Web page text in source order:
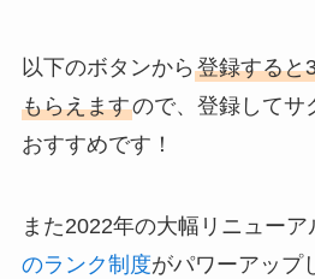
以下のボタンから 登録すると
もらえますので、登録してサ
おすすめです！
また2022年の大幅リニューア
のランク制度がパワーアップ